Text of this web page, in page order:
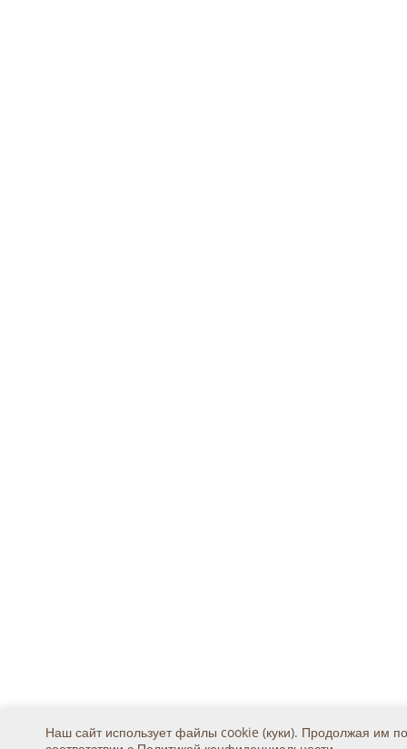
Наш сайт использует файлы cookie (куки). Продолжая им